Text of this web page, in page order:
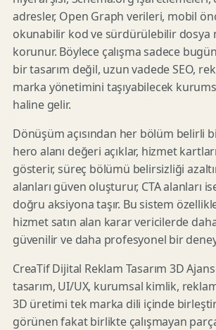
adresler, Open Graph verileri, mobil
okunabilir kod ve sürdürülebilir dosya
korunur. Böylece çalışma sadece
bir tasarım değil, uzun vadede SEO,
marka yönetimini taşıyabilecek
haline gelir.
Dönüşüm açısından her bölüm belirli
hero alanı değeri açıklar, hizmet
gösterir, süreç bölümü belirsizliği
alanları güven oluşturur, CTA alanları
doğru aksiyona taşır. Bu sistem
hizmet satın alan karar vericilerde
güvenilir ve daha profesyonel bir
CreaTif Dijital Reklam Tasarım 3D
tasarım, UI/UX, kurumsal kimlik,
3D üretimi tek marka dili içinde
görünen fakat birlikte çalışmayan